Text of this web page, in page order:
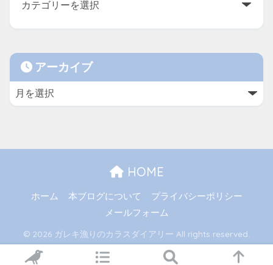
アーカイブ
HOME
ホーム 本ブログについて
プライバシーポリシー
メールフォーム
© 2026 ガレキ漁りのカラスダイアリー All rights reserved.